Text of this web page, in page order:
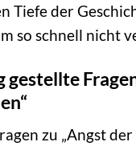
Tiefe der
so schnell nicht
gestellte
zu „Angst